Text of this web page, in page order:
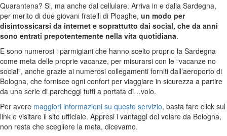
Quarantena? Si, ma anche dal cellulare. Arriva in e dalla Sardegna,
per merito di due giovani fratelli di Ploaghe, un modo per
disintossicarsi da internet e soprattutto dai social, che da anni
sono entrati prepotentemente nella vita quotidiana.
E sono numerosi i parmigiani che hanno scelto proprio la Sardegna
come meta delle proprie vacanze, per misurarsi con le “vacanze no
social”, anche grazie ai numerosi collegamenti forniti dall’aeroporto di
Bologna, che fornisce ogni confort per viaggiare in sicurezza a partire
da una serie di parcheggi tutti a portata di…volo.
Per avere maggiori informazioni su questo servizio, basta fare click sul
link e visitare il sito ufficiale. Appresi i vantaggi del volare da Bologna,
non resta che scegliere la meta, dicevamo.